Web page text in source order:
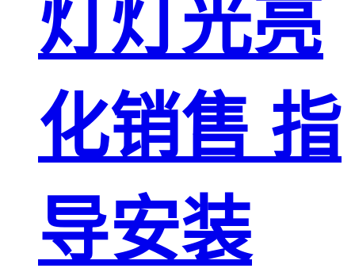
灯灯光亮
化销售 指
导安装